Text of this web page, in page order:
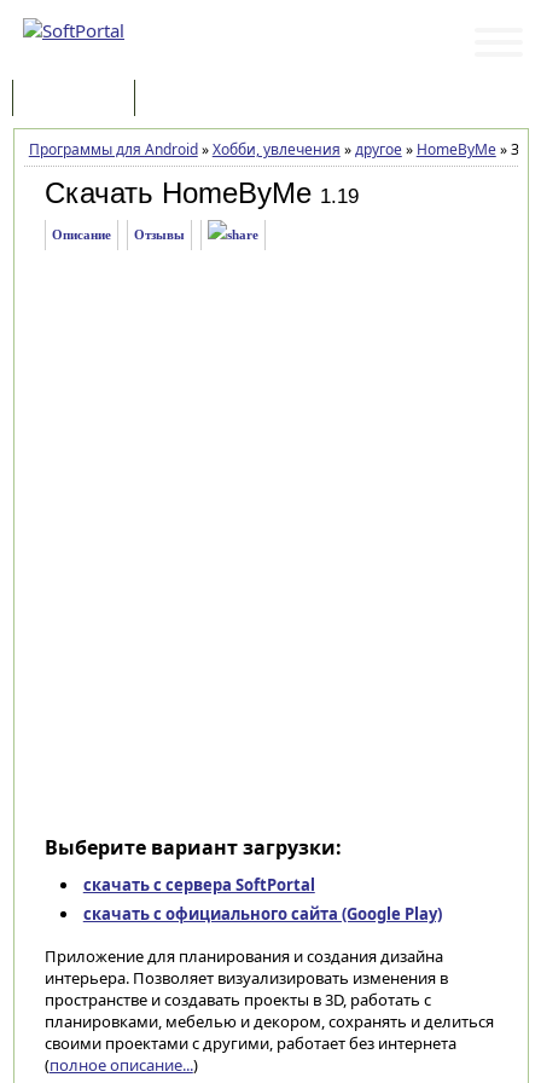
Программы для Android»Хобби, увлечения »другое» HomeByMe»
Скачать HomeByMe 1.19
Описание Отзывы
Выберите вариант загрузки:
скачать с сервера SoftPortal
скачать с официального сайта (Google Play)
Приложение для планирования и создания дизайна
интерьера. Позволяет визуализировать изменения в
пространстве и создавать проекты в 3D, работать с
планировками, мебелью и декором, сохранять и делиться
своими проектами с другими, работает без интернета
(полное описание...)